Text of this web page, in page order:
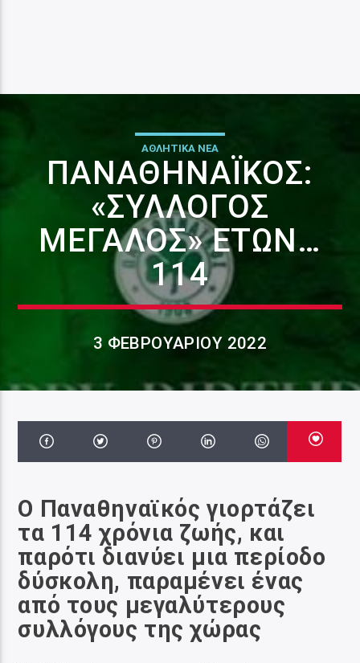
ΑΘΛΗΤΙΚΑ ΝΕΑ
ΠΑΝΑΘΗΝΑΪΚΌΣ:
«ΣΎΛΛΟΓΟΣ
ΜΕΓΆΛΟΣ» ΕΤΏΝ…
114
3 ΦΕΒΡΟΥΑΡΊΟΥ 2022
Ο Παναθηναϊκός γιορτάζει
τα 114 χρόνια ζωής, και
παρότι διανύει μια περίοδο
δύσκολη, παραμένει ένας
από τους μεγαλύτερους
συλλόγους της χώρας